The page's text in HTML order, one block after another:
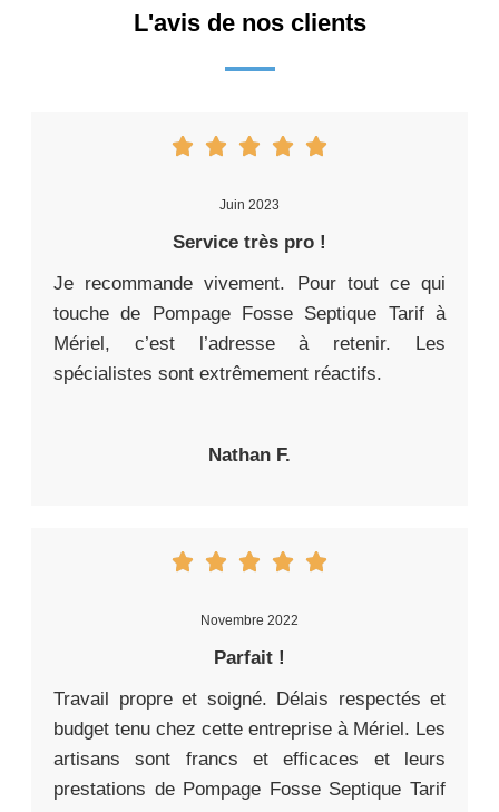
L'avis de nos clients
Juin 2023
Service très pro !
Je recommande vivement. Pour tout ce qui
touche de Pompage Fosse Septique Tarif à
Mériel, c’est l’adresse à retenir. Les
spécialistes sont extrêmement réactifs.
Nathan F.
Novembre 2022
Parfait !
Travail propre et soigné. Délais respectés et
budget tenu chez cette entreprise à Mériel. Les
artisans sont francs et efficaces et leurs
prestations de Pompage Fosse Septique Tarif